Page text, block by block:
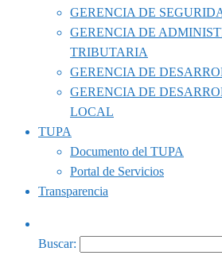
GERENCIA DE
GERENCIA DE
TRIBUTARIA
GERENCIA DE
GERENCIA DE
LOCAL
TUPA
Documento del TUPA
Portal de Servicios
Transparencia
Buscar: